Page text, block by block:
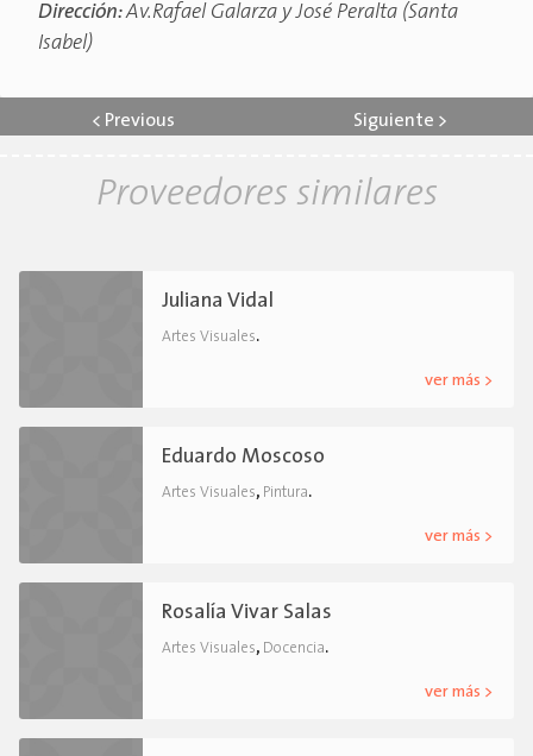
Dirección:Av.Rafael Galarza y José Peralta (Santa
Isabel)
< Previous Siguiente >
Proveedores similares
Juliana Vidal
Artes Visuales.
ver más >
Eduardo Moscoso
Artes Visuales, Pintura.
ver más >
Rosalía Vivar Salas
Artes Visuales, Docencia.
ver más >